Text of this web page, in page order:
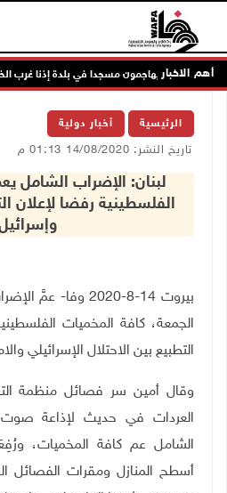
أهم الاخبار
مستعمرون يهاجمون مسجدا في بلدة إذنا غرب
الرئيسية أخبار دولية
تاريخ النشر: 14/08/2020 01:13 م
لبنان: الإضراب الشامل
الفلسطينية رفضا لإعلان
بيروت 14-8-2020 وفا-
الجمعة، كافة المخميات
التطبيع بين الاحتلال الإسرائيلي
وقال أمين سر فصائل منظمة
العردات في حديث لإذاعة
الشامل عم كافة المخميات،
أسطح المنازل ومقرات الفصائل